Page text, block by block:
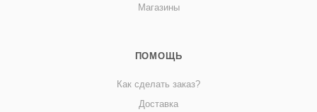
Магазины
ПОМОЩЬ
Как сделать заказ?
Доставка